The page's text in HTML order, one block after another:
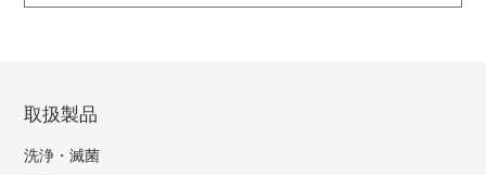
取扱製品
洗浄・滅菌